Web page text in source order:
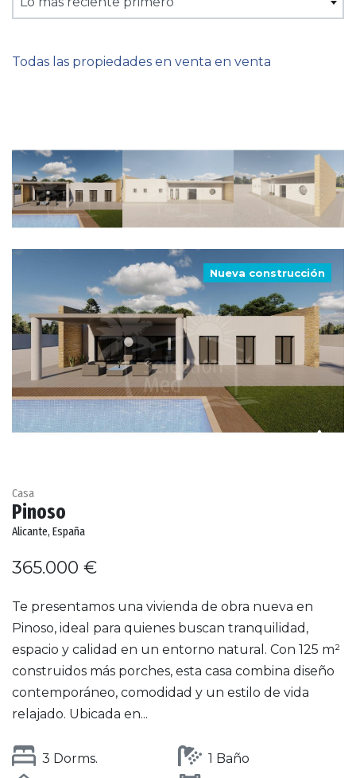
Todas las propiedades en venta en venta
Nueva construcción
Casa
Pinoso
Alicante, España
365.000 €
Te presentamos una vivienda de obra nueva en
Pinoso, ideal para quienes buscan tranquilidad,
espacio y calidad en un entorno natural. Con 125 m²
construidos más porches, esta casa combina diseño
contemporáneo, comodidad y un estilo de vida
relajado. Ubicada en...
3 Dorms.
1 Baño